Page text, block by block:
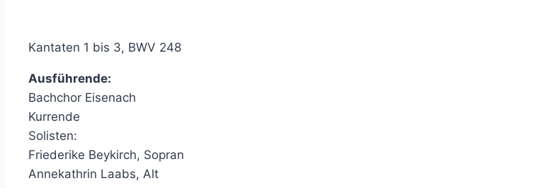
Kantaten 1 bis 3, BWV 248
Ausführende:
Bachchor Eisenach
Kurrende
Solisten:
Friederike Beykirch, Sopran
Annekathrin Laabs, Alt